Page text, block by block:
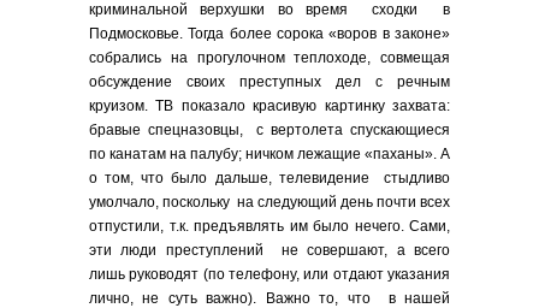
криминальной верхушки во время сходки в
Подмосковье. Тогда более сорока «воров в законе»
собрались на прогулочном теплоходе, совмещая
обсуждение своих преступных дел с речным
круизом. ТВ показало красивую картинку захвата:
бравые спецназовцы, с вертолета спускающиеся
по канатам на палубу; ничком лежащие «паханы». А
о том, что было дальше, телевидение стыдливо
умолчало, поскольку на следующий день почти всех
отпустили, т.к. предъявлять им было нечего. Сами,
эти люди преступлений не совершают, а всего
лишь руководят (по телефону, или отдают указания
лично, не суть важно). Важно то, что в нашей